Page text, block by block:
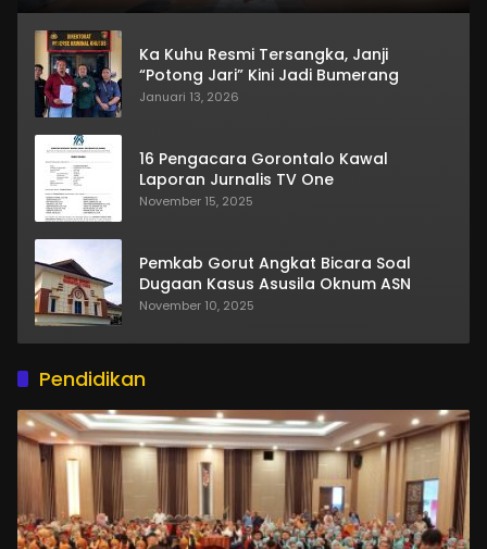
Ka Kuhu Resmi Tersangka, Janji
“Potong Jari” Kini Jadi Bumerang
Januari 13, 2026
16 Pengacara Gorontalo Kawal
Laporan Jurnalis TV One
November 15, 2025
Pemkab Gorut Angkat Bicara Soal
Dugaan Kasus Asusila Oknum ASN
November 10, 2025
Pendidikan